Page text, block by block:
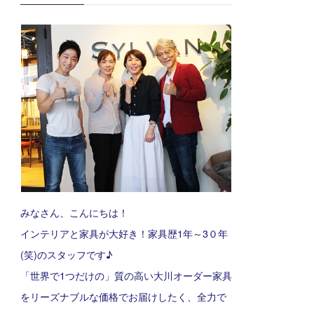
みなさん、こんにちは！
インテリアと家具が大好き！家具歴1年～3０年
(笑)のスタッフです♪
「世界で1つだけの」質の高い大川オーダー家具
をリーズナブルな価格でお届けしたく、全力で